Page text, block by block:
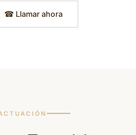
☎ Llamar ahora